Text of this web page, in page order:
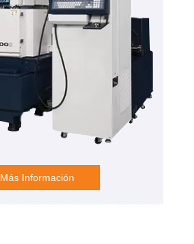
Más Información